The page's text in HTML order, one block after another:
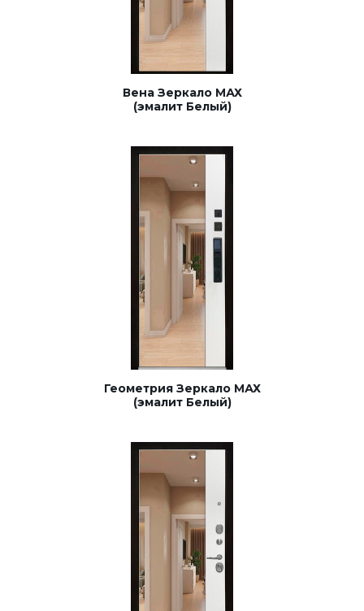
Вена Зеркало МАХ
(эмалит Белый)
Геометрия Зеркало МАХ
(эмалит Белый)